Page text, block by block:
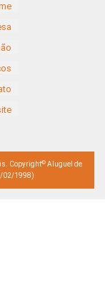
Copyright© Aluguel de
02/1998)